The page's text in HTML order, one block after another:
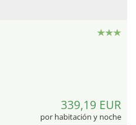
339,19 EUR
por habitación y noche